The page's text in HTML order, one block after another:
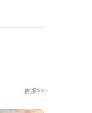
更多>>